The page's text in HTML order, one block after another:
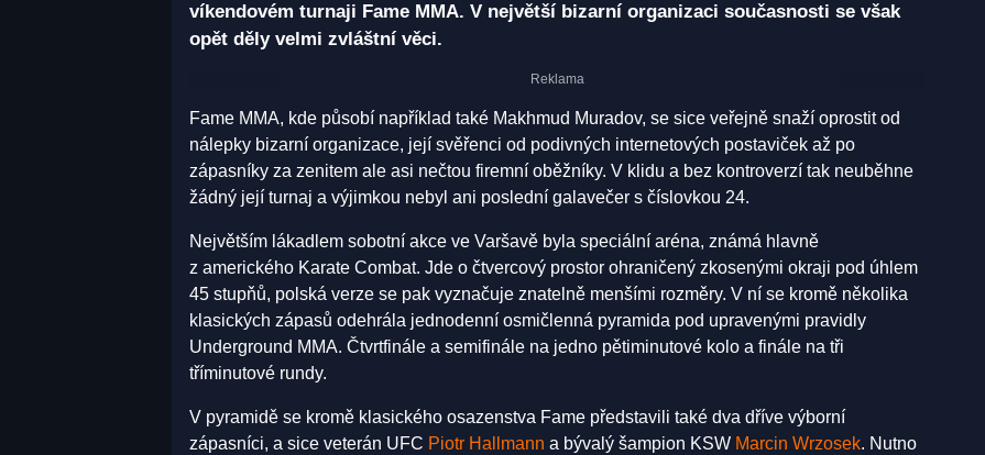
víkendovém turnaji Fame MMA. V největší bizarní organizaci současnosti se však
opět děly velmi zvláštní věci.
Fame MMA, kde působí například také Makhmud Muradov, se sice veřejně snaží oprostit od
nálepky bizarní organizace, její svěřenci od podivných internetových postaviček až po
zápasníky za zenitem ale asi nečtou firemní oběžníky. V klidu a bez kontroverzí tak neuběhne
žádný její turnaj a výjimkou nebyl ani poslední galavečer s číslovkou 24.
Největším lákadlem sobotní akce ve Varšavě byla speciální aréna, známá hlavně
z amerického Karate Combat. Jde o čtvercový prostor ohraničený zkosenými okraji pod úhlem
45 stupňů, polská verze se pak vyznačuje znatelně menšími rozměry. V ní se kromě několika
klasických zápasů odehrála jednodenní osmičlenná pyramida pod upravenými pravidly
Underground MMA. Čtvrtfinále a semifinále na jedno pětiminutové kolo a finále na tři
tříminutové rundy.
V pyramidě se kromě klasického osazenstva Fame představili také dva dříve výborní
zápasníci, a sice veterán UFC Piotr Hallmann a bývalý šampion KSW Marcin Wrzosek. Nutno